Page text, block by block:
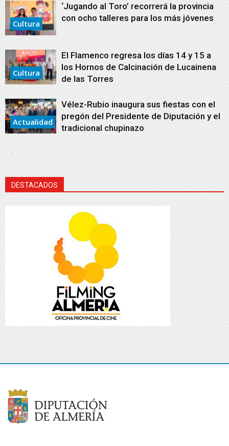
Cultura
‘Jugando al Toro’ recorrerá la provincia
con ocho talleres para los más jóvenes
Cultura
El Flamenco regresa los días 14 y 15 a
los Hornos de Calcinación de Lucainena
de las Torres
Actualidad
Vélez-Rubio inaugura sus fiestas con el
pregón del Presidente de Diputación y el
tradicional chupinazo
DESTACADOS